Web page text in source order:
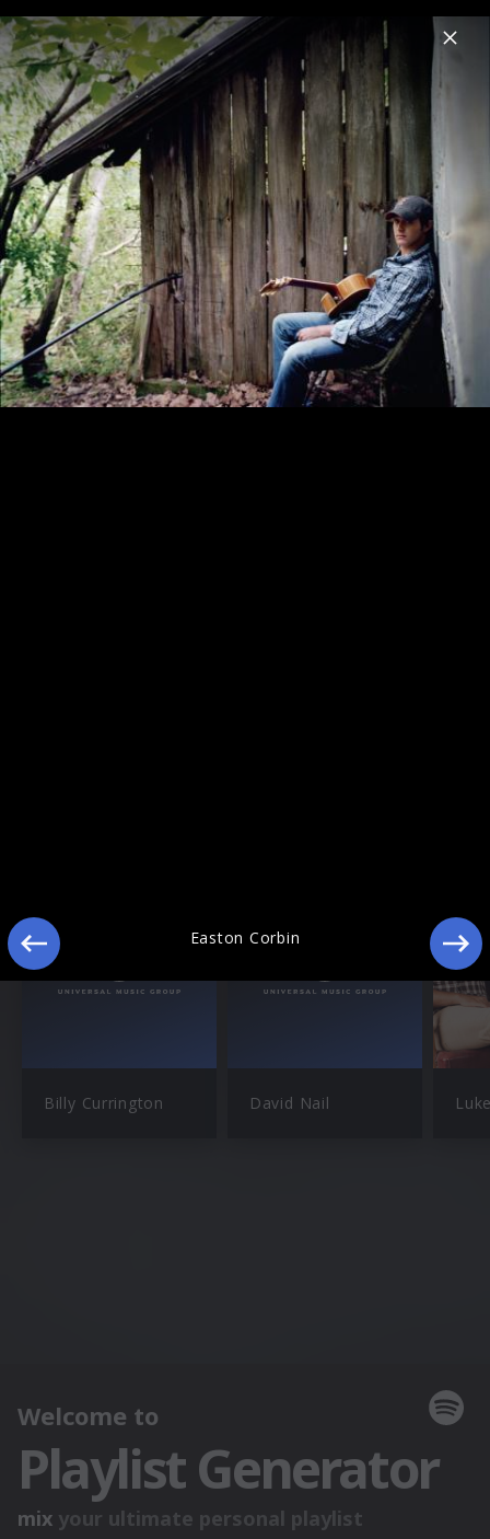
Menu
Easton Corbin
Home Musik Videos Fotos
Easton Corbin
Billy Currington David Nail
Easton Corbin